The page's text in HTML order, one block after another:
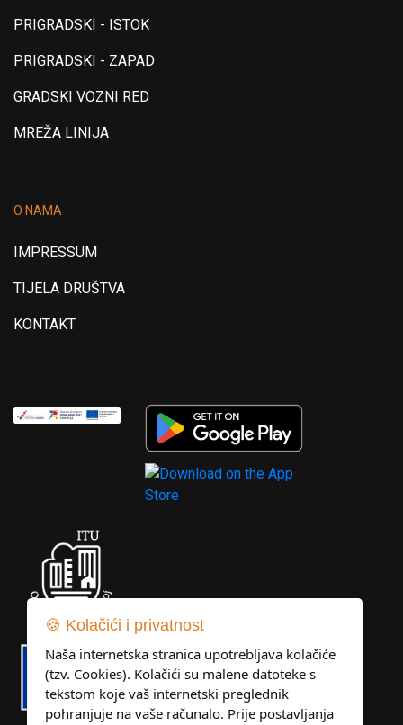
PRIGRADSKI - ISTOK
PRIGRADSKI - ZAPAD
GRADSKI VOZNI RED
MREŽA LINIJA
O NAMA
IMPRESSUM
TIJELA DRUŠTVA
KONTAKT
🍪 Kolačići i privatnost
Naša internetska stranica upotrebljava kolačiće
(tzv. Cookies). Kolačići su malene datoteke s
tekstom koje vaš internetski preglednik
pohranjuje na vaše računalo. Prije postavljanja